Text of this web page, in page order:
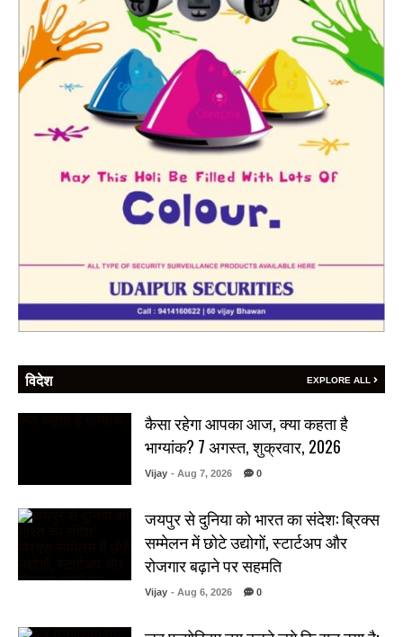
विदेश EXPLORE ALL
कैसा रहेगा आपका आज, क्या कहता है
भाग्यांक? 7 अगस्त, शुक्रवार, 2026
Vijay - Aug 7, 2026 0
जयपुर से दुनिया को भारत का संदेश: ब्रिक्स
सम्मेलन में छोटे उद्योगों, स्टार्टअप और
रोजगार बढ़ाने पर सहमति
Vijay - Aug 6, 2026 0